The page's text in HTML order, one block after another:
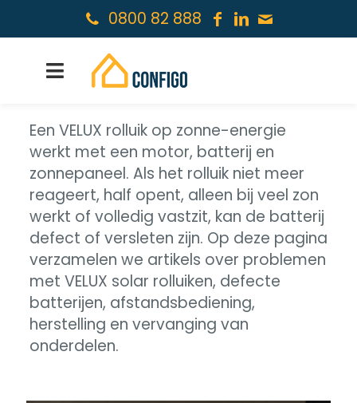
0800 82 888
Een VELUX rolluik op zonne-energie
werkt met een motor, batterij en
zonnepaneel. Als het rolluik niet meer
reageert, half opent, alleen bij veel zon
werkt of volledig vastzit, kan de batterij
defect of versleten zijn. Op deze pagina
verzamelen we artikels over problemen
met VELUX solar rolluiken, defecte
batterijen, afstandsbediening,
herstelling en vervanging van
onderdelen.